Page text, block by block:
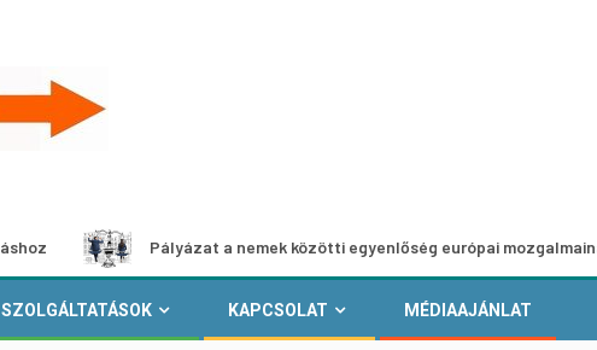
Pályázat a nemek közötti egyenlőség európai mozgalmainak
SZOLGÁLTATÁSOK KAPCSOLAT MÉDIAAJÁNLAT